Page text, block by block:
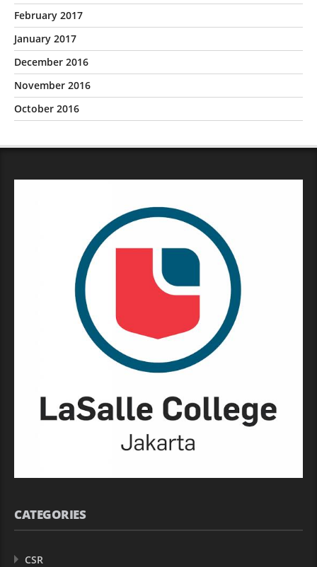
February 2017
January 2017
December 2016
November 2016
October 2016
CATEGORIES
CSR